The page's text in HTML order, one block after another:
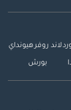
لاند روفرهيونداي
بورش